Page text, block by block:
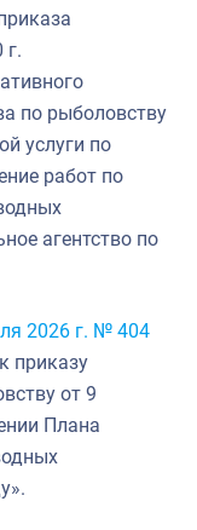
г.
по рыболовству
услуги по
работ по
агентство по
2026 г. № 404
приказу
от 9
Плана